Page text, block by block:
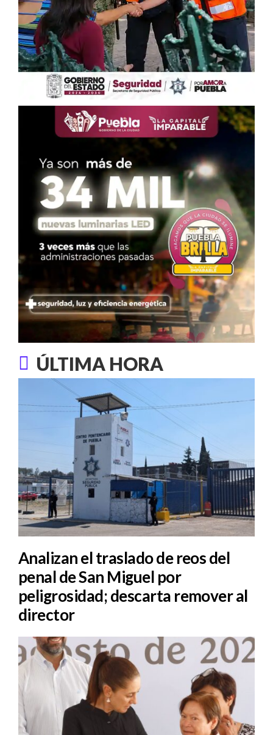
ÚLTIMA HORA
Analizan el traslado de reos del
penal de San Miguel por
peligrosidad; descarta remover al
director